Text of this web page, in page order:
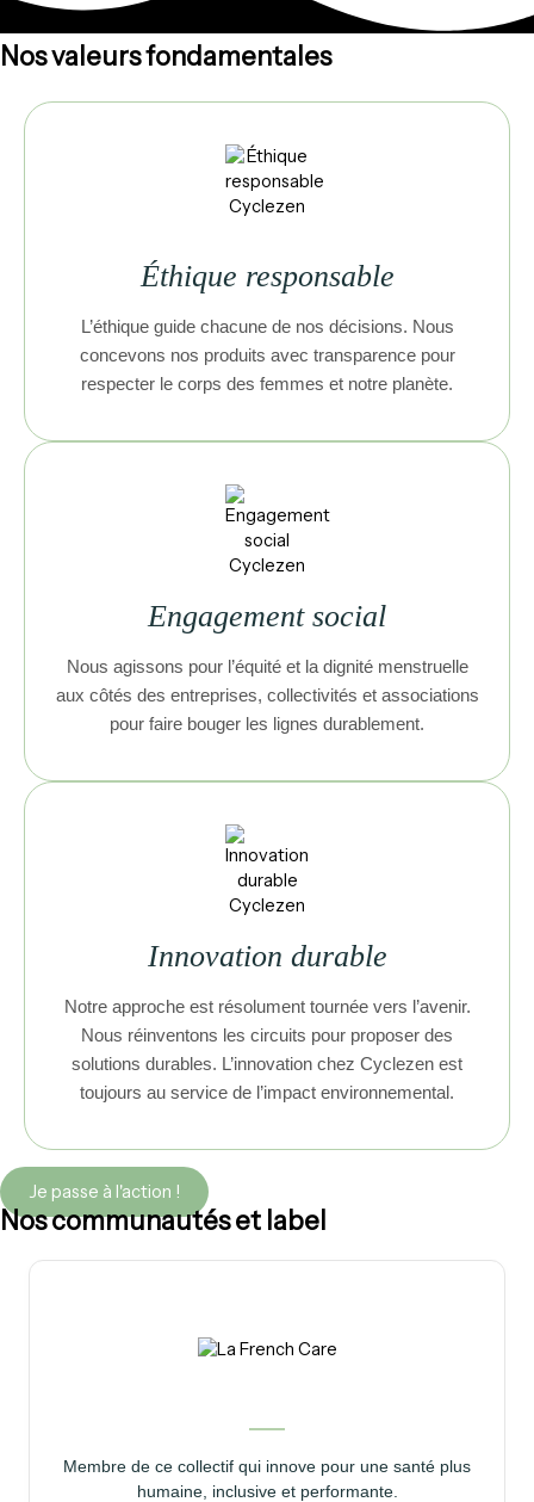
Nos valeurs fondamentales
Éthique responsable
L’éthique guide chacune de nos décisions. Nous
concevons nos produits avec transparence pour
respecter le corps des femmes et notre planète.
Engagement social
Nous agissons pour l’équité et la dignité menstruelle
aux côtés des entreprises, collectivités et associations
pour faire bouger les lignes durablement.
Innovation durable
Notre approche est résolument tournée vers l’avenir.
Nous réinventons les circuits pour proposer des
solutions durables. L’innovation chez Cyclezen est
toujours au service de l’impact environnemental.
Je passe à l'action !
Nos communautés et label
Membre de ce collectif qui innove pour une santé plus
humaine, inclusive et performante.